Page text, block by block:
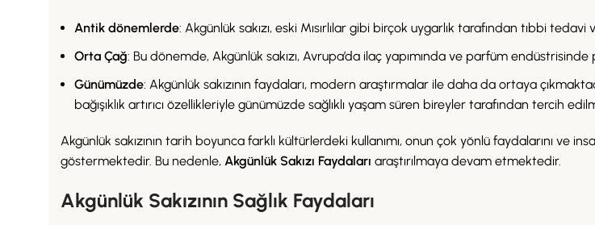
Antik dönemlerde: Akgünlük sakızı, eski Mısırlılar gibi birçok uygarlık tarafından tıbbi tedavi
Orta Çağ: Bu dönemde, Akgünlük sakızı, Avrupa’da ilaç yapımında ve parfüm
Günümüzde: Akgünlük sakızının faydaları, modern araştırmalar ile daha da ortaya
bağışıklık artırıcı özellikleriyle günümüzde sağlıklı yaşam süren bireyler tarafından tercih
Akgünlük sakızının tarih boyunca farklı kültürlerdeki kullanımı, onun çok yönlü faydalarını ve
göstermektedir. Bu nedenle, Akgünlük Sakızı Faydaları araştırılmaya devam etmektedir.
Akgünlük Sakızının Sağlık Faydaları